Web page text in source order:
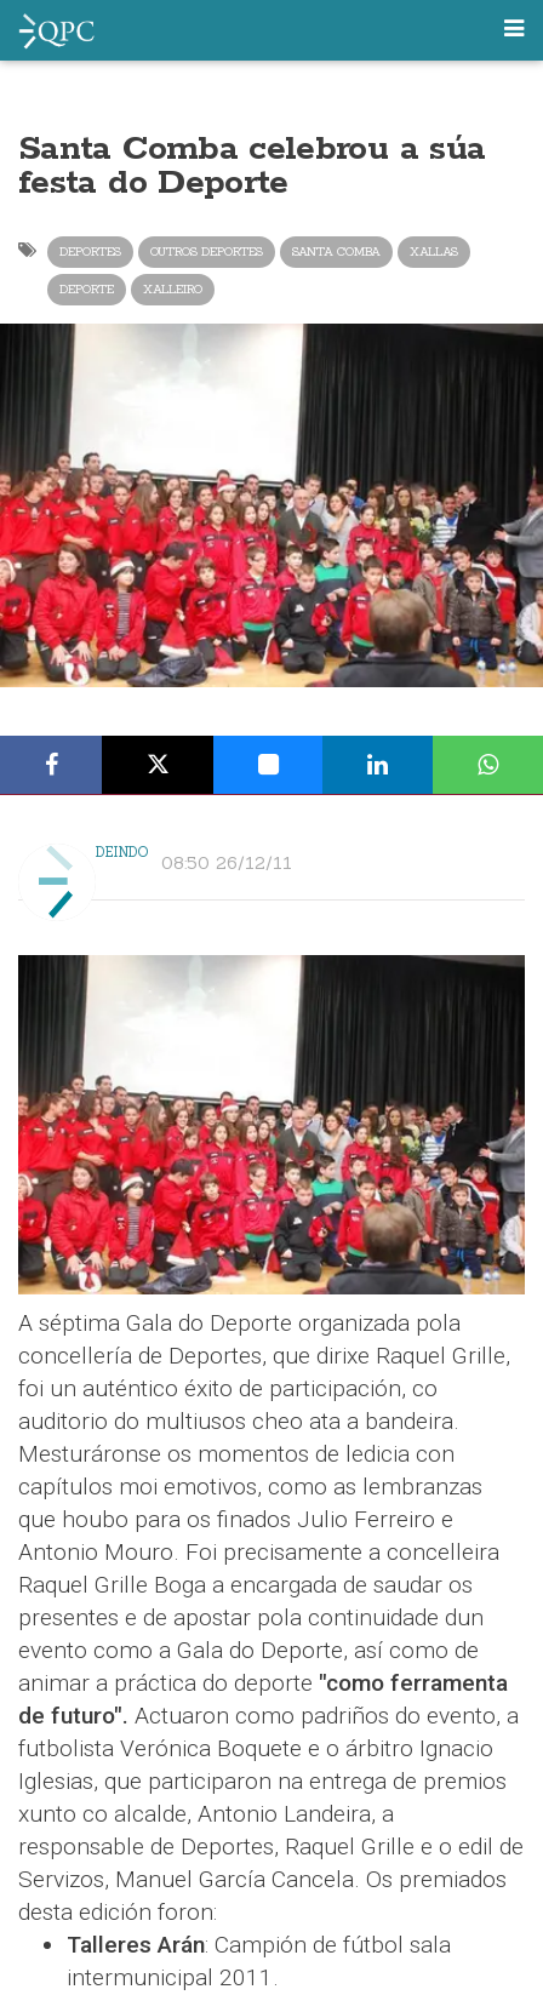
Santa Comba celebrou a súa
festa do Deporte
DEPORTES OUTROS DEPORTES SANTA COMBA XALLAS
DEPORTE XALLEIRO
DEINDO 08:50 26/12/11
A séptima Gala do Deporte organizada pola
concellería de Deportes, que dirixe Raquel Grille,
foi un auténtico éxito de participación, co
auditorio do multiusos cheo ata a bandeira.
Mesturáronse os momentos de ledicia con
capítulos moi emotivos, como as lembranzas
que houbo para os finados Julio Ferreiro e
Antonio Mouro. Foi precisamente a concelleira
Raquel Grille Boga a encargada de saudar os
presentes e de apostar pola continuidade dun
evento como a Gala do Deporte, así como de
animar a práctica do deporte "como ferramenta
de futuro". Actuaron como padriños do evento, a
futbolista Verónica Boquete e o árbitro Ignacio
Iglesias, que participaron na entrega de premios
xunto co alcalde, Antonio Landeira, a
responsable de Deportes, Raquel Grille e o edil de
Servizos, Manuel García Cancela. Os premiados
desta edición foron:
Talleres Arán: Campión de fútbol sala
intermunicipal 2011.